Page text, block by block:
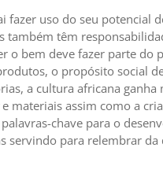
fazer uso do seu potencial
também têm
o bem deve fazer parte do
o propósito social
a cultura africana
e materiais assim como a
chave para o
servindo para relembrar